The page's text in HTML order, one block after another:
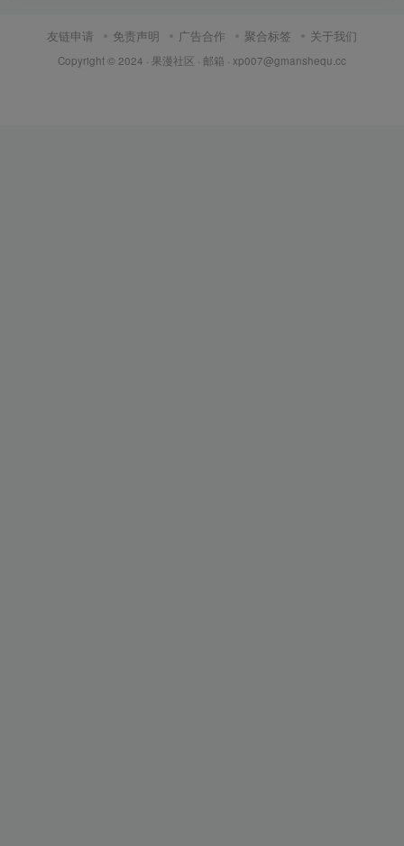
友链申请 免责声明 广告合作 聚合标签 关于我们
Copyright © 2024 · 果漫社区 · 邮箱 · xp007@gmanshequ.cc